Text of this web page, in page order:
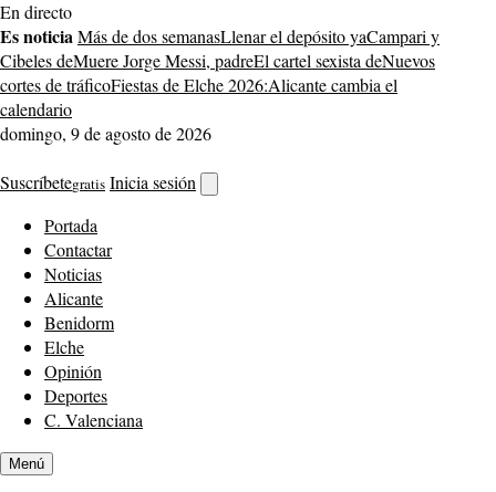
Saltar
al
contenido
En directo
Es noticiaMás de dos semanasLlenar el depósito yaCampari y
Cibeles deMuere Jorge Messi, padreEl cartel sexista deNuevos
cortes de tráficoFiestas de Elche 2026:Alicante cambia el
calendario
domingo, 9 de agosto de 2026
Suscríbetegratis Inicia sesión
buscador
Portada
Contactar
Noticias
Alicante
Benidorm
Elche
Opinión
Deportes
C. Valenciana
Menú